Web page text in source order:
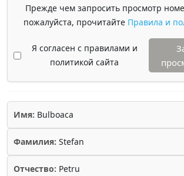
Прежде чем запросить просмотр
пожалуйста, прочитайте Правила и
Я согласен с правилами и
политикой сайта
Имя: Bulboaca
Фамилия: Stefan
Отчество: Petru